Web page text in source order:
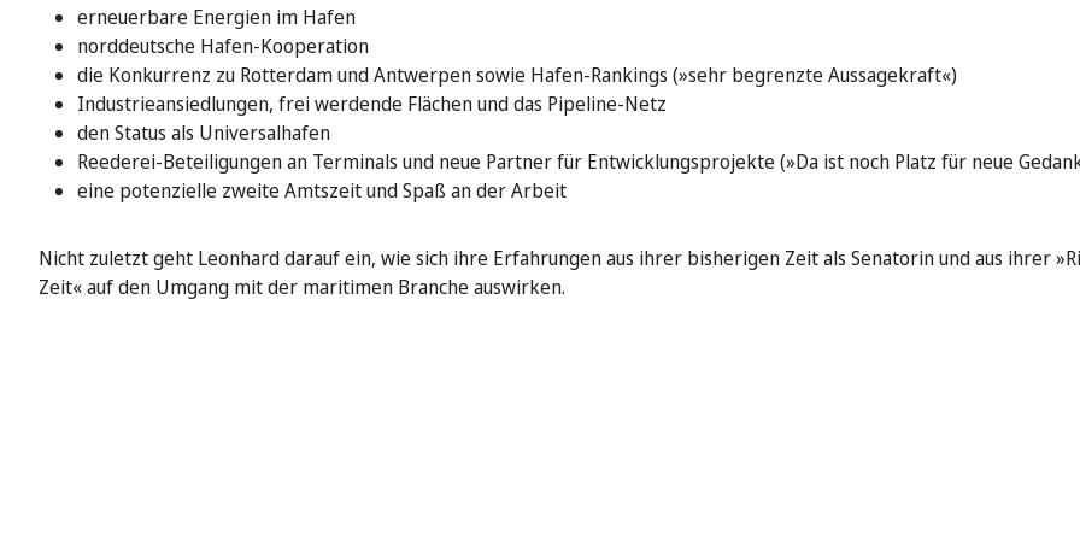
erneuerbare Energien im Hafen
norddeutsche Hafen-Kooperation
die Konkurrenz zu Rotterdam und Antwerpen sowie Hafen-Rankings (»sehr begrenzte Aussagekraft«)
Industrieansiedlungen, frei werdende Flächen und das Pipeline-Netz
den Status als Universalhafen
Reederei-Beteiligungen an Terminals und neue Partner für Entwicklungsprojekte (»Da ist noch Platz für neue
eine potenzielle zweite Amtszeit und Spaß an der Arbeit
Nicht zuletzt geht Leonhard darauf ein, wie sich ihre Erfahrungen aus ihrer bisherigen Zeit als Senatorin und aus ihrer
Zeit« auf den Umgang mit der maritimen Branche auswirken.